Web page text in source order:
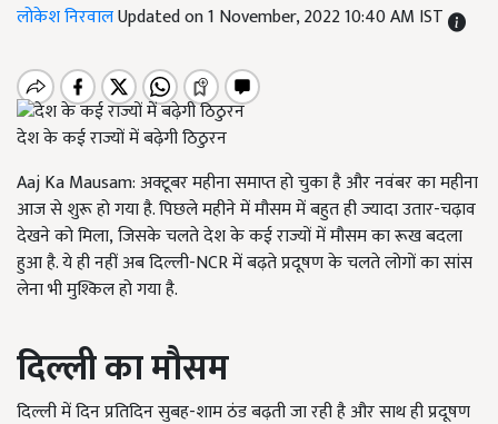
लोकेश निरवालUpdated on 1 November, 2022 10:40 AM IST
देश के कई राज्यों में बढ़ेगी ठिठुरन
Aaj Ka Mausam: अक्टूबर महीना समाप्त हो चुका है और नवंबर का महीना
आज से शुरू हो गया है. पिछले महीने में मौसम में बहुत ही ज्यादा उतार-चढ़ाव
देखने को मिला, जिसके चलते देश के कई राज्यों में मौसम का रूख बदला
हुआ है. ये ही नहीं अब दिल्ली-NCR में बढ़ते प्रदूषण के चलते लोगों का सांस
लेना भी मुश्किल हो गया है.
दिल्ली का मौसम
दिल्ली में दिन प्रतिदिन सुबह-शाम ठंड बढ़ती जा रही है और साथ ही प्रदूषण